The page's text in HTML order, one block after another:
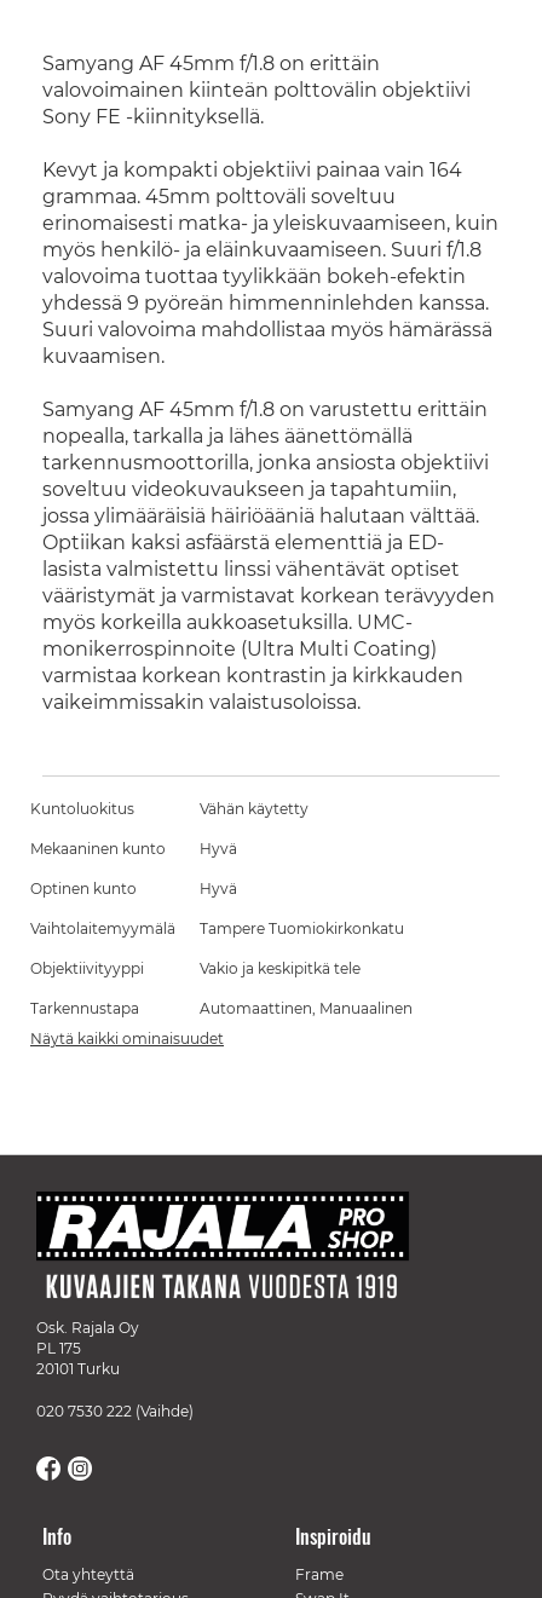
Samyang AF 45mm f/1.8 on erittäin
valovoimainen kiinteän polttovälin objektiivi
Sony FE -kiinnityksellä.
Kevyt ja kompakti objektiivi painaa vain 164
grammaa. 45mm polttoväli soveltuu
erinomaisesti matka- ja yleiskuvaamiseen, kuin
myös henkilö- ja eläinkuvaamiseen. Suuri f/1.8
valovoima tuottaa tyylikkään bokeh-efektin
yhdessä 9 pyöreän himmenninlehden kanssa.
Suuri valovoima mahdollistaa myös hämärässä
kuvaamisen.
Samyang AF 45mm f/1.8 on varustettu erittäin
nopealla, tarkalla ja lähes äänettömällä
tarkennusmoottorilla, jonka ansiosta objektiivi
soveltuu videokuvaukseen ja tapahtumiin,
jossa ylimääräisiä häiriöääniä halutaan välttää.
Optiikan kaksi asfäärstä elementtiä ja ED-
lasista valmistettu linssi vähentävät optiset
vääristymät ja varmistavat korkean terävyyden
myös korkeilla aukkoasetuksilla. UMC-
monikerrospinnoite (Ultra Multi Coating)
varmistaa korkean kontrastin ja kirkkauden
vaikeimmissakin valaistusoloissa.
Kuntoluokitus Vähän käytetty
Mekaaninen kunto Hyvä
Optinen kunto Hyvä
Vaihtolaitemyymälä Tampere Tuomiokirkonkatu
Objektiivityyppi Vakio ja keskipitkä tele
Tarkennustapa
Automaattinen, Manuaalinen
Näytä kaikki ominaisuudet
Osk. Rajala Oy
PL 175
20101 Turku
020 7530 222 (Vaihde)
Info
Ota yhteyttä
Inspiroidu
Frame